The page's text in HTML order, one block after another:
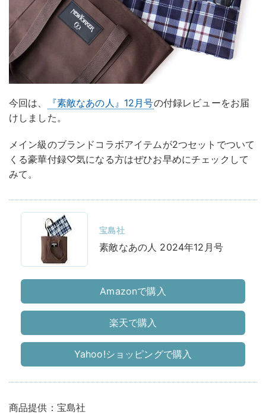
今回は、 『素敵なあの人』12月号の付録レビューをお届
けしました。
メイン級のブランドコラボアイテムが2つセットでついて
くる豪華付録♡気になる方はぜひお早めにチェックして
みて。
宝島社
素敵なあの人 2024年12月号
Amazonで購入
楽天で購入
Yahoo!ショッピングで購入
商品提供：宝島社